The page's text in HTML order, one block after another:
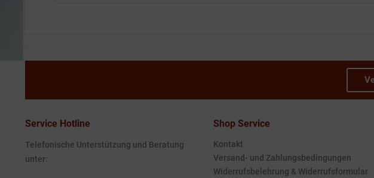
Service Hotline
Telefonische Unterstützung und Beratung
unter:
Shop Service
Kontakt
Versand- und Zahlungsbedingungen
Widerrufsbelehrung & Widerrufsformular